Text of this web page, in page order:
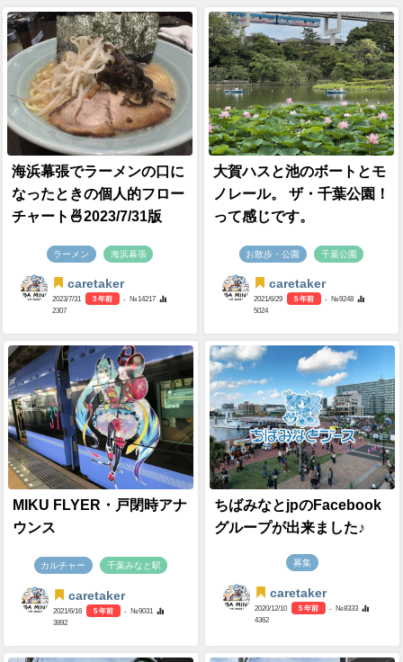
海浜幕張でラーメンの口に
なったときの個人的フロー
チャート🍜2023/7/31版
ラーメン 海浜幕張
caretaker
2023/7/31 3 年前
- №14217
2307
大賀ハスと池のボートとモ
ノレール。 ザ・千葉公園！
って感じです。
お散歩・公園 千葉公園
caretaker
2021/6/29 5 年前
- №9248
5024
MIKU FLYER・戸閉時アナ
ウンス
カルチャー 千葉みなと駅
caretaker
2021/6/16 5 年前
- №9031
3892
ちばみなとjpのFacebook
グループが出来ました♪
募集
caretaker
2020/12/10 5 年前
- №8333
4362